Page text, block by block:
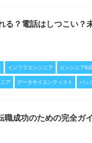
る？電話はしつこい？
インフラエンジニア エンジニア転
ア データサイエンティスト バッ
職成功のための完全ガ